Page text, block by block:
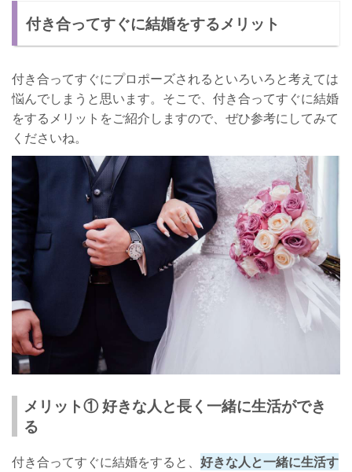
付き合ってすぐに結婚をするメリット
付き合ってすぐにプロポーズされるといろいろと考えては
悩んでしまうと思います。そこで、付き合ってすぐに結婚
をするメリットをご紹介しますので、ぜひ参考にしてみて
くださいね。
メリット① 好きな人と長く一緒に生活ができ
る
付き合ってすぐに結婚をすると、 好きな人と一緒に生活す